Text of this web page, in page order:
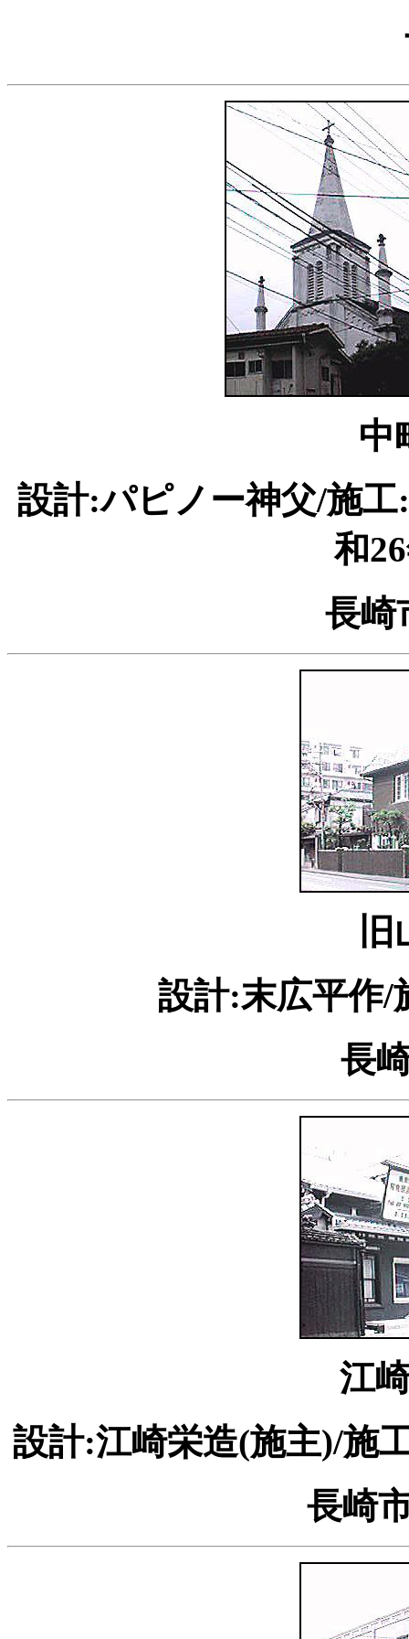
中
設計:パピノー神父/施
和
長崎
設計:末広平作/
長
江
設計:江崎栄造(施主)/施
長崎